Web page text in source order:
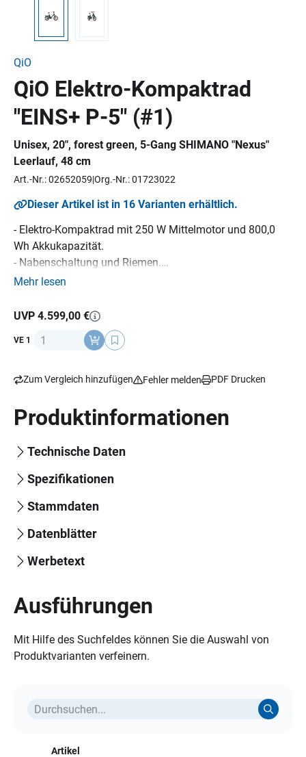
QiO
QiO Elektro-Kompaktrad
"EINS+ P-5" (#1)
Unisex, 20", forest green, 5-Gang SHIMANO "Nexus"
Leerlauf, 48 cm
Art.-Nr.: 02652059 Org.-Nr.: 01723022
Dieser Artikel ist in 16 Varianten erhältlich.
- Elektro-Kompaktrad mit 250 W Mittelmotor und 800,0
Wh Akkukapazität.
- Nabenschaltung und Riemen.
- 20"-Laufräder.
Frontgepäckträger, Kettenschutz, Systemgepäckträger,
Elektronische Schiebehilfe.
- Aluminiumrahmen.
Mehr lesen
UVP 4.599,00 €
VE 1 Anzahl
Zum Vergleich hinzufügen Fehler melden PDF Drucken
Produktinformationen
Technische Daten
Spezifikationen
Stammdaten
Datenblätter
Werbetext
Ausführungen
Mit Hilfe des Suchfeldes können Sie die Auswahl von
Produktvarianten verfeinern.
Artikel